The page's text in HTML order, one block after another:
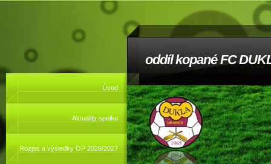
oddíl kopané FC
Úvod
Aktuality spolku
Rozpis a výsledky OP 2026/2027